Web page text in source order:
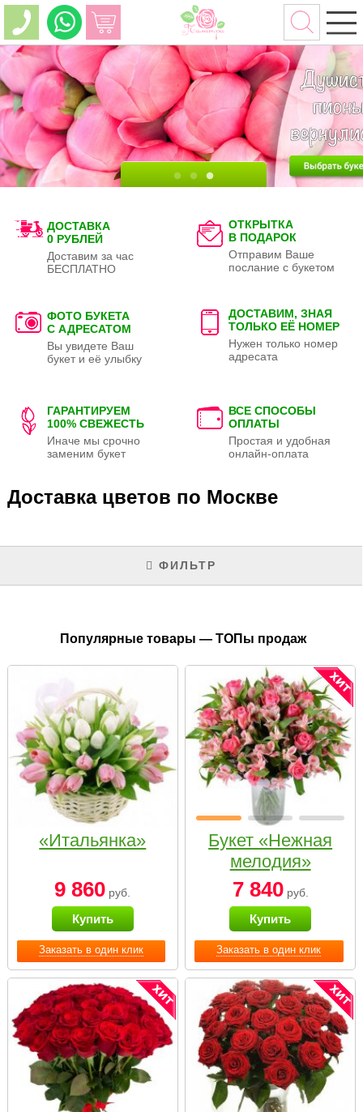
ДОСТАВКА
0 РУБЛЕЙ
Доставим за час
БЕСПЛАТНО
ОТКРЫТКА
В ПОДАРОК
Отправим Ваше
послание с букетом
ФОТО БУКЕТА
С АДРЕСАТОМ
Вы увидете Ваш
букет и её улыбку
ДОСТАВИМ, ЗНАЯ
ТОЛЬКО ЕЁ НОМЕР
Нужен только номер
адресата
ГАРАНТИРУЕМ
100% СВЕЖЕСТЬ
Иначе мы срочно
заменим букет
ВСЕ СПОСОБЫ
ОПЛАТЫ
Простая и удобная
онлайн-оплата
Доставка цветов по Москве
ФИЛЬТР
Популярные товары — ТОПы продаж
Заказать в один клик
«Итальянка»
9 860 руб.
Купить
Заказать в один клик
Букет «Нежная
мелодия»
7 840руб.
Купить